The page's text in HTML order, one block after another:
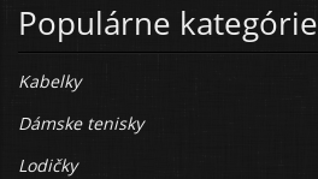
Populárne kategórie
Kabelky
Dámske tenisky
Lodičky